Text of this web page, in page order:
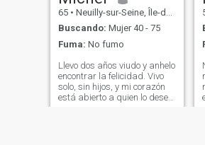
65 • Neuilly-sur-Seine, Île-de-France, Francia
Buscando: Mujer 40 - 75
Fuma: No fumo
Llevo dos años viudo y anhelo
encontrar la felicidad. Vivo
solo, sin hijos, y mi corazón
está abierto a quien lo desee.